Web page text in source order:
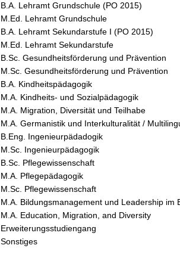
B.A. Lehramt Grundschule (PO 2015)
M.Ed. Lehramt Grundschule
B.A. Lehramt Sekundarstufe I (PO 2015)
M.Ed. Lehramt Sekundarstufe
B.Sc. Gesundheitsförderung und Prävention
M.Sc. Gesundheitsförderung und Prävention
B.A. Kindheitspädagogik
M.A. Kindheits- und Sozialpädagogik
M.A. Migration, Diversität und Teilhabe
M.A. Germanistik und Interkulturalität /
B.Eng. Ingenieurpädadogik
M.Sc. Ingenieurpädagogik
B.Sc. Pflegewissenschaft
M.A. Pflegepädagogik
M.Sc. Pflegewissenschaft
M.A. Bildungsmanagement und Leadership im
M.A. Education, Migration, and Diversity
Erweiterungsstudiengang
Sonstiges